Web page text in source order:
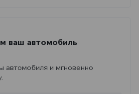
ваш автомобиль
автомобиля и мгновенно